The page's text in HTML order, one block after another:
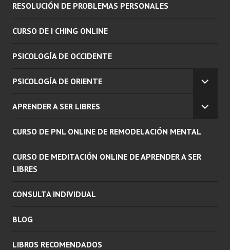
RESOLUCIÓN DE PROBLEMAS PERSONALES
CURSO DE I CHING ONLINE
PSICOLOGÍA DE OCCIDENTE
PSICOLOGÍA DE ORIENTE
MENÚ
APRENDER A SER LIBRES
CURSO DE PNL ONLINE DE REMODELACIÓN MENTAL
CURSO DE MEDITACIÓN ONLINE DE APRENDER A SER
LIBRES
CONSULTA INDIVIDUAL
BLOG
LIBROS RECOMENDADOS